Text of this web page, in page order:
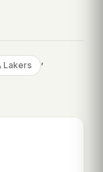
Lakers ,